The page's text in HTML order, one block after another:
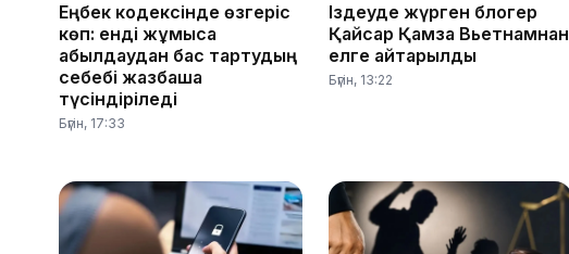
Еңбек кодексінде өзгеріс
көп: енді жұмысқа
қабылдаудан бас тартудың
себебі жазбаша
түсіндіріледі
Бүгін, 17:33
Іздеуде жүрген блогер
Қайсар Қамза Вьетнамнан
елге қайтарылды
Бүгін, 13:22